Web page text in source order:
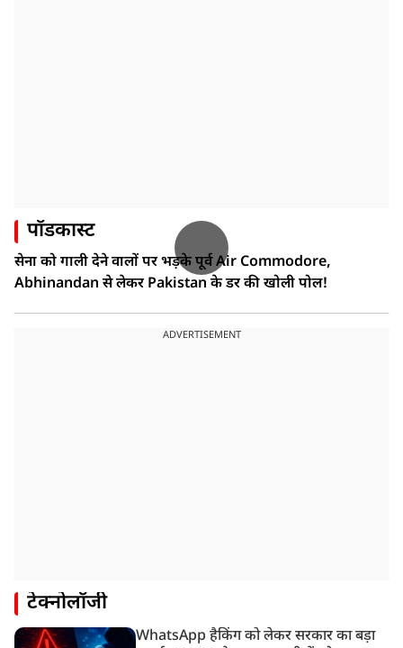
पॉडकास्ट
सेना को गाली देने वालों पर भड़के पूर्व Air Commodore,
Abhinandan से लेकर Pakistan के डर की खोली पोल!
ADVERTISEMENT
टेक्नोलॉजी
WhatsApp हैकिंग को लेकर सरकार का बड़ा